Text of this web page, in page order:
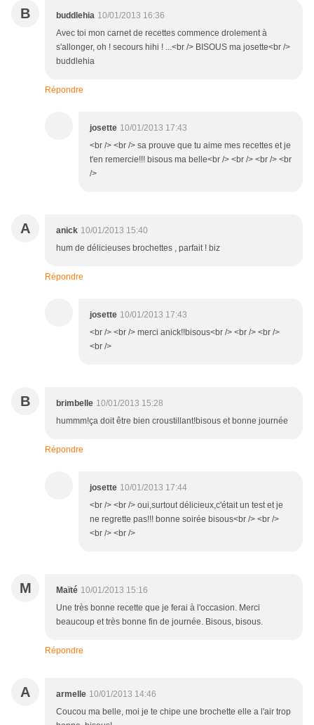
B buddlehia 10/01/2013 16:36
Avec toi mon carnet de recettes commence drolement à
s'allonger, oh ! secours hihi ! ...<br /> BISOUS ma josette<br />
buddlehia
Répondre
josette 10/01/2013 17:43
<br /> <br /> sa prouve que tu aime mes recettes et je
t'en remercie!!! bisous ma belle<br /> <br /> <br /> <br
/>
A anick 10/01/2013 15:40
hum de délicieuses brochettes , parfait ! biz
Répondre
josette 10/01/2013 17:43
<br /> <br /> merci anick!!bisous<br /> <br /> <br />
<br />
B brimbelle 10/01/2013 15:28
hummm!ça doit être bien croustillant!bisous et bonne journée
Répondre
josette 10/01/2013 17:44
<br /> <br /> oui,surtout délicieux,c'était un test et je
ne regrette pas!!! bonne soirée bisous<br /> <br />
<br /> <br />
M Maïté 10/01/2013 15:16
Une très bonne recette que je ferai à l'occasion. Merci
beaucoup et très bonne fin de journée. Bisous, bisous.
Répondre
A armelle 10/01/2013 14:46
Coucou ma belle, moi je te chipe une brochette elle a l'air trop